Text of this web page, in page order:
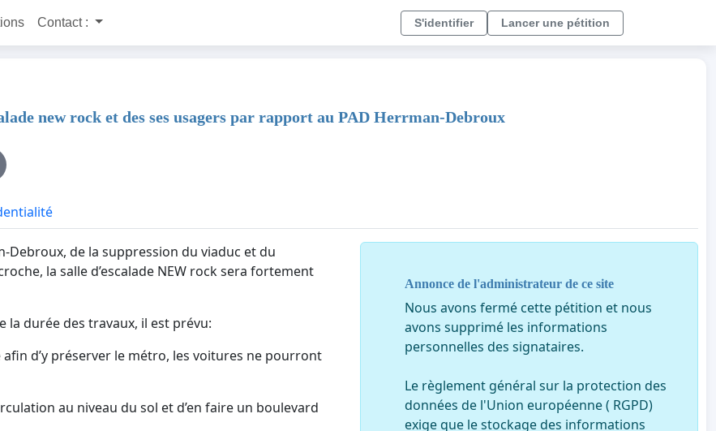
Contact : S'identifier Lancer une pétition
new rock et des ses usagers par rapport au PAD Herrman-Debroux
Debroux, de la suppression du viaduc et du
la salle d’escalade NEW rock sera fortement
la durée des travaux, il est prévu:
d’y préserver le métro, les voitures ne pourront
au niveau du sol et d’en faire un boulevard
Annonce de l'administrateur de ce site
Nous avons fermé cette pétition et nous
avons supprimé les informations
personnelles des signataires.
Le règlement général sur la protection des
données de l'Union européenne ( RGPD)
exige que le stockage des informations